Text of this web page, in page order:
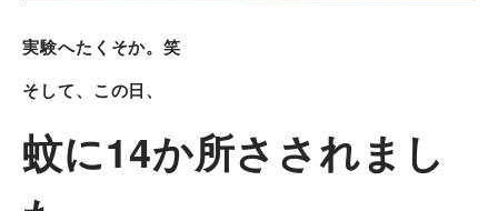
実験へたくそか。笑
そして、この日、
蚊に14か所さされまし